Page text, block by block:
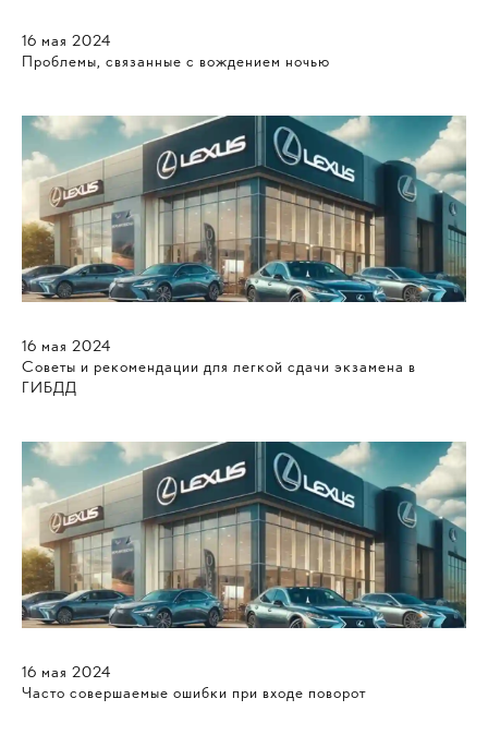
16 мая 2024
Проблемы, связанные с вождением ночью
16 мая 2024
Советы и рекомендации для легкой сдачи экзамена в
ГИБДД
16 мая 2024
Часто совершаемые ошибки при входе поворот